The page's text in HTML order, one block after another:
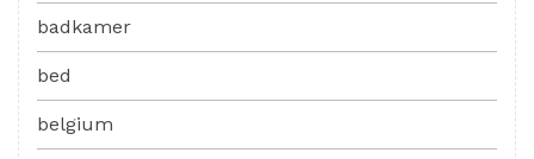
badkamer
bed
belgium